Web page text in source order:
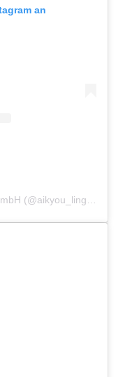
an
Ein Beitrag geteilt von AIKYOU GmbH (@aikyou_lingerie)